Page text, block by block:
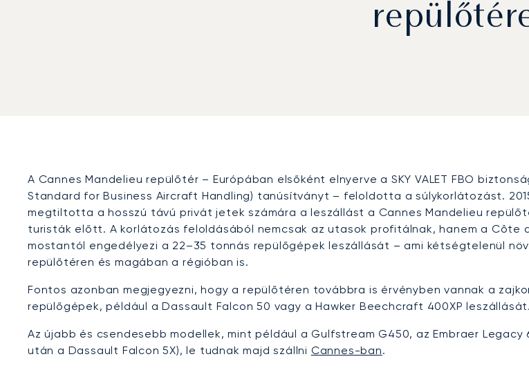
A Cannes Mandelieu repülőtér – Európában elsőként elnyerve a SKY VALET FBO
Standard for Business Aircraft Handling) tanúsítványt – feloldotta a súlykorlátozást.
megtiltotta a hosszú távú privát jetek számára a leszállást a Cannes Mandelieu
turisták előtt. A korlátozás feloldásából nemcsak az utasok profitálnak, hanem a Côte
mostantól engedélyezi a 22–35 tonnás repülőgépek leszállását – ami kétségtelenül
repülőtéren és magában a régióban is.
Fontos azonban megjegyezni, hogy a repülőtéren továbbra is érvényben vannak a
repülőgépek, például a Dassault Falcon 50 vagy a Hawker Beechcraft 400XP leszállását.
Az újabb és csendesebb modellek, mint például a Gulfstream G450, az Embraer
után a Dassault Falcon 5X), le tudnak majd szállni Cannes-ban.